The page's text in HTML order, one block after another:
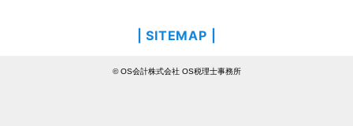
| SITEMAP |
© OS会計株式会社 OS税理士事務所